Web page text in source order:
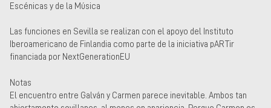
Escénicas y de la Música
Las funciones en Sevilla se realizan con el apoyo del Instituto
Iberoamericano de Finlandia como parte de la iniciativa pARTir
financiada por NextGenerationEU
Notas
El encuentro entre Galván y Carmen parece inevitable. Ambos tan